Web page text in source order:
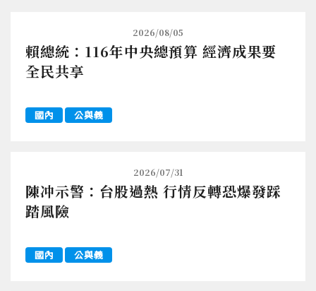
2026/08/05
賴總統：116年中央總預算 經濟成果要
全民共享
國內 公與義
2026/07/31
陳冲示警：台股過熱 行情反轉恐爆發踩
踏風險
國內 公與義